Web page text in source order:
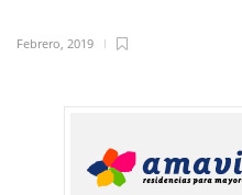
Febrero, 2019